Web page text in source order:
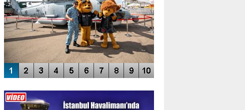
ENGELLERİN AŞILDIĞI HAVALİMANI